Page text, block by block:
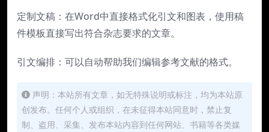
定制文稿：在Word中直接格式化引文和图表，使用稿
件模板直接写出符合杂志要求的文章。
引文编排：可以自动帮助我们编辑参考文献的格式。
声明：本站所有文章，如无特殊说明或标注，均为本站原
创发布。任何个人或组织，在未征得本站同意时，禁止复
制、盗用、采集、发布本站内容到任何网站、书籍等各类媒